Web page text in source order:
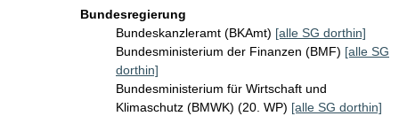
Bundesregierung
Bundeskanzleramt (BKAmt) [alle SG dorthin]
Bundesministerium der Finanzen (BMF) [alle SG
dorthin]
Bundesministerium für Wirtschaft und
Klimaschutz (BMWK) (20. WP) [alle SG dorthin]